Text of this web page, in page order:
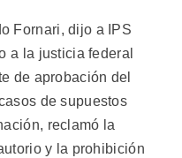
Fornari, dijo a IPS
a la justicia federal
de aprobación del
de supuestos
reclamó la
y la prohibición